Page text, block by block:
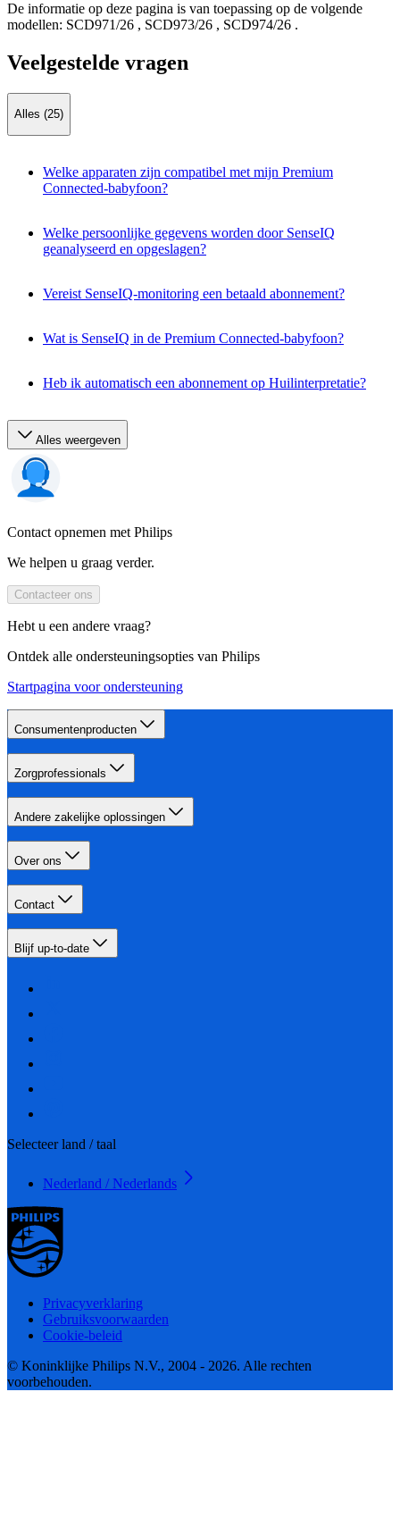
De informatie op deze pagina is van toepassing op de volgende
modellen: SCD971/26 , SCD973/26 , SCD974/26 .
Veelgestelde vragen
Alles (25)
Welke apparaten zijn compatibel met mijn Premium
Connected-babyfoon?
Welke persoonlijke gegevens worden door SenseIQ
geanalyseerd en opgeslagen?
Vereist SenseIQ-monitoring een betaald abonnement?
Wat is SenseIQ in de Premium Connected-babyfoon?
Heb ik automatisch een abonnement op Huilinterpretatie?
Alles weergeven
Contact opnemen met Philips
We helpen u graag verder.
Contacteer ons
Hebt u een andere vraag?
Ontdek alle ondersteuningsopties van Philips
Startpagina voor ondersteuning
Consumentenproducten
Zorgprofessionals
Andere zakelijke oplossingen
Over ons
Contact
Blijf up-to-date
Selecteer land / taal
Nederland / Nederlands
Privacyverklaring
Gebruiksvoorwaarden
Cookie-beleid
© Koninklijke Philips N.V., 2004 - 2026. Alle rechten
voorbehouden.